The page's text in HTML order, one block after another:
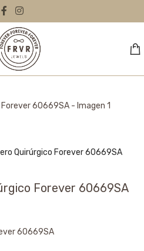
Quirúrgico Forever 60669SA
Forever 60669SA
60669SA